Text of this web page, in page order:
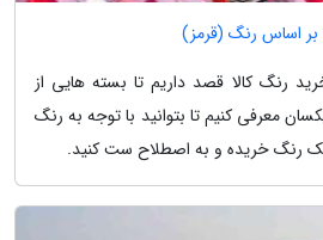
بر اساس رنگ (قرمز)
رنگ کالا قصد داریم تا بسته هایی از
معرفی کنیم تا بتوانید با توجه به رنگ
یک رنگ خریده و به اصطلاح ست کنید.